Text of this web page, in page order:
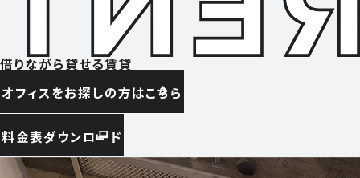
借りながら貸せる賃貸
オフィスをお探しの方はこちら
料金表ダウンロード